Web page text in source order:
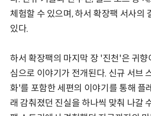
체험할 수 있으며, 하서 확장팩 서사의
있다.
하서 확장팩의 마지막 장 '진천'은 귀향
심으로 이야기가 전개된다. 신규 서브
화'를 포함한 세편의 이야기를 통해 플
래 감춰졌던 진실을 하나씩 맞춰 나갈